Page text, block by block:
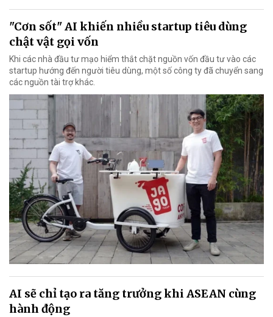
"Cơn sốt" AI khiến nhiều startup tiêu dùng
chật vật gọi vốn
Khi các nhà đầu tư mạo hiểm thắt chặt nguồn vốn đầu tư vào các
startup hướng đến người tiêu dùng, một số công ty đã chuyển sang
các nguồn tài trợ khác.
AI sẽ chỉ tạo ra tăng trưởng khi ASEAN cùng
hành động